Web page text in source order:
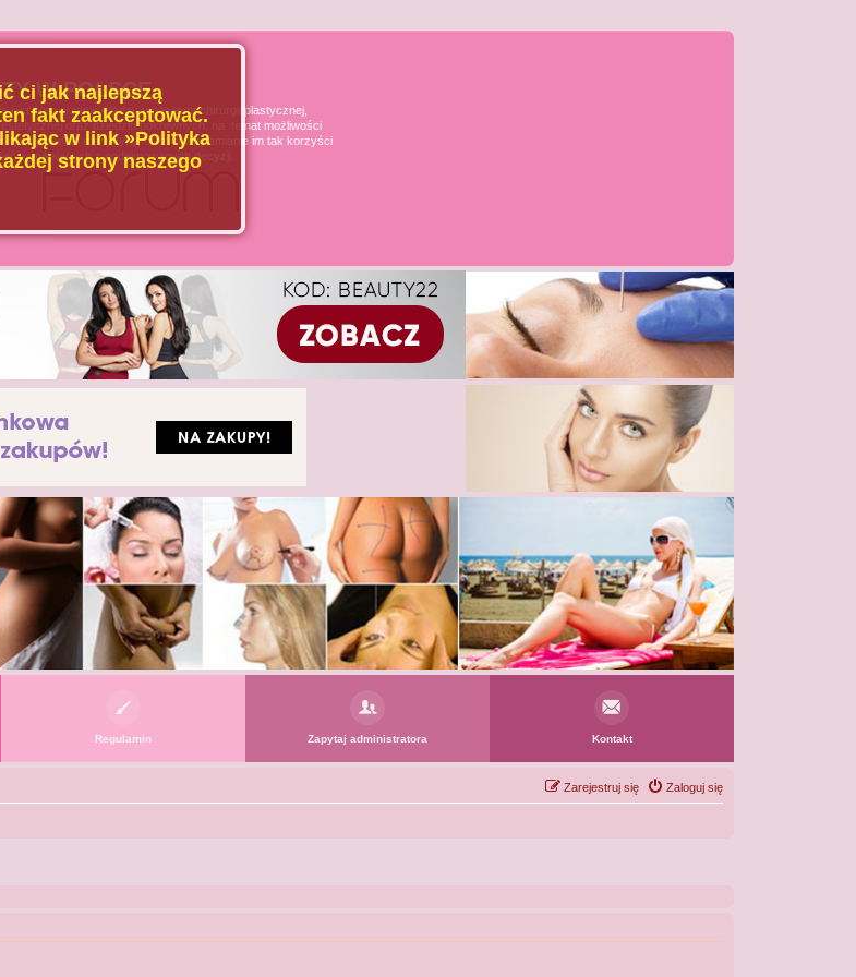
W POLSCE
jest poszerzanie wiedzy u pacjenta chirurgii plastycznej,
oraz dziedzin pokrewnych, na temat możliwości
tych dziedzin medycyny, oraz uświadamianie im tak korzyści
wynikających z podejmowanych decyzji.
Regulamin Zapytaj administratora Kontakt
Zaloguj się
Zarejestruj się
ci jak najlepszą
fakt zaakceptować.
w link »Polityka
strony naszego